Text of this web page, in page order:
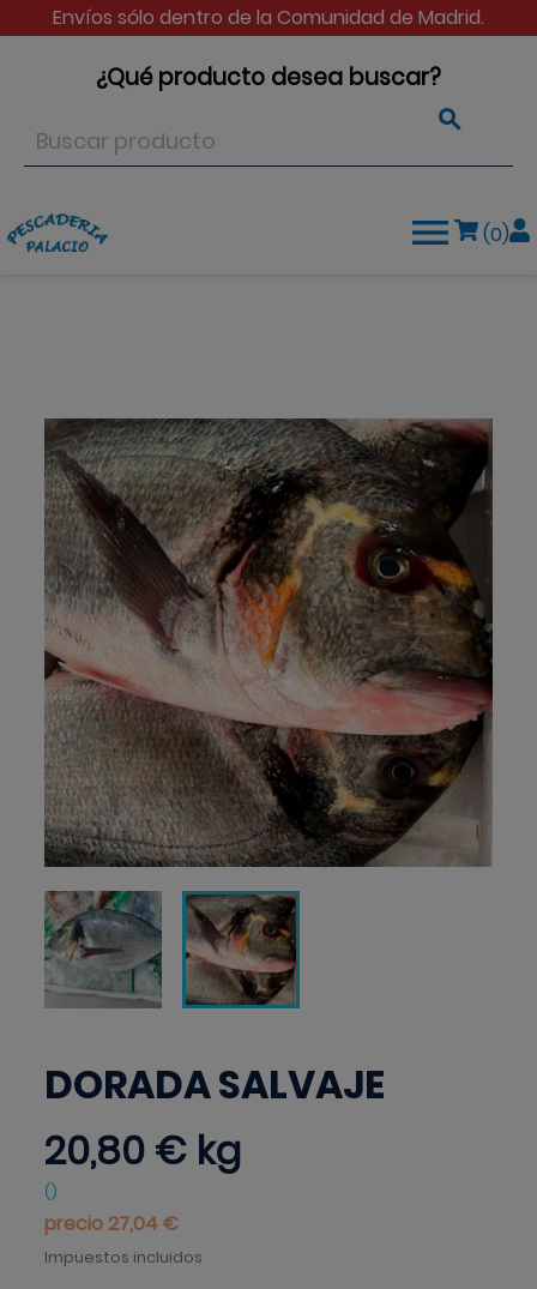
Envíos sólo dentro de la Comunidad de Madrid.
¿Qué producto desea buscar?

 (0)
DORADA SALVAJE
20,80 € kg
()
precio 27,04 €
Impuestos incluidos